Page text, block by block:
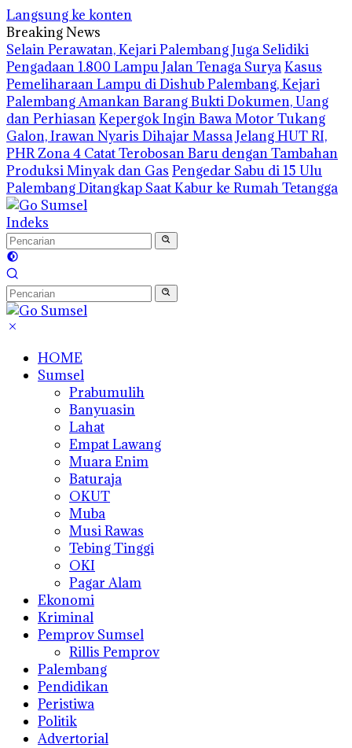
Langsung ke konten
Breaking News
Selain Perawatan, Kejari Palembang Juga Selidiki
Pengadaan 1.800 Lampu Jalan Tenaga SuryaKasus
Pemeliharaan Lampu di Dishub Palembang, Kejari
Palembang Amankan Barang Bukti Dokumen, Uang
dan PerhiasanKepergok Ingin Bawa Motor Tukang
Galon, Irawan Nyaris Dihajar MassaJelang HUT RI,
PHR Zona 4 Catat Terobosan Baru dengan Tambahan
Produksi Minyak dan Gas Pengedar Sabu di 15 Ulu
Palembang Ditangkap Saat Kabur ke Rumah Tetangga
Indeks
HOME
Sumsel
Prabumulih
Banyuasin
Lahat
Empat Lawang
Muara Enim
Baturaja
OKUT
Muba
Musi Rawas
Tebing Tinggi
OKI
Pagar Alam
Ekonomi
Kriminal
Pemprov Sumsel
Rillis Pemprov
Palembang
Pendidikan
Peristiwa
Politik
Advertorial